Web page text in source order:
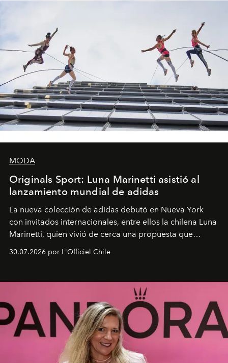
MODA
Originals Sport: Luna Marinetti asistió al
lanzamiento mundial de adidas
La nueva colección de adidas debutó en Nueva York
con invitados internacionales, entre ellos la chilena Luna
Marinetti, quien vivió de cerca una propuesta que
30.07.2026 por L'Officiel Chile